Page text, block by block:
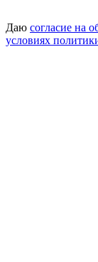
Даю согласие на
условиях